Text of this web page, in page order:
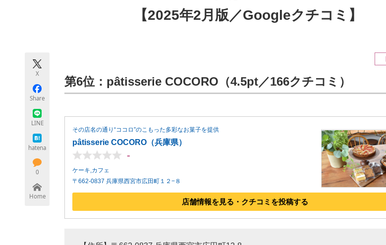
ちょっと気になるネットの話題
【2025年2月版／Googleクチコミ】
X
Share
LINE
hatena
0
Home
第6位：pâtisserie COCORO（4.5pt／166クチコミ）
その店名の通り“ココロ”のこもった多彩なお菓子を提供
pâtisserie COCORO（兵庫県）
-
ケーキ,カフェ
〒662-0837 兵庫県西宮市広田町１２−８
店舗情報を見る・クチコミを投稿する